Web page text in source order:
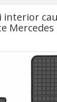
interior
Mercedes